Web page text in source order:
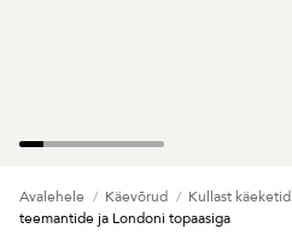
Avalehele Käevõrud Kullast käeketid
teemantide ja Londoni topaasiga